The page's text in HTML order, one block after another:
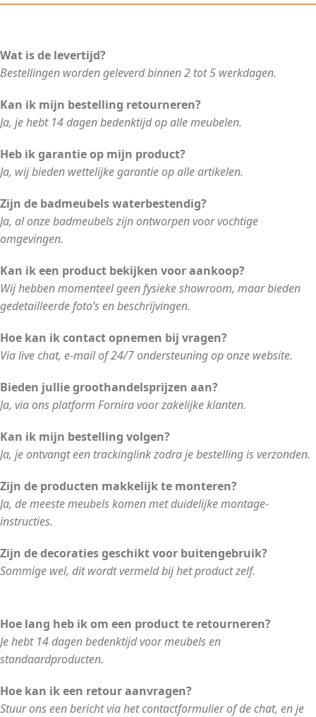
Wat is de levertijd?
Bestellingen worden geleverd binnen 2 tot 5 werkdagen.
Kan ik mijn bestelling retourneren?
Ja, je hebt 14 dagen bedenktijd op alle meubelen.
Heb ik garantie op mijn product?
Ja, wij bieden wettelijke garantie op alle artikelen.
Zijn de badmeubels waterbestendig?
Ja, al onze badmeubels zijn ontworpen voor vochtige
omgevingen.
Kan ik een product bekijken voor aankoop?
Wij hebben momenteel geen fysieke showroom, maar bieden
gedetailleerde foto’s en beschrijvingen.
Hoe kan ik contact opnemen bij vragen?
Via live chat, e-mail of 24/7 ondersteuning op onze website.
Bieden jullie groothandelsprijzen aan?
Ja, via ons platform Fornira voor zakelijke klanten.
Kan ik mijn bestelling volgen?
Ja, je ontvangt een trackinglink zodra je bestelling is verzonden.
Zijn de producten makkelijk te monteren?
Ja, de meeste meubels komen met duidelijke montage-
instructies.
Zijn de decoraties geschikt voor buitengebruik?
Sommige wel, dit wordt vermeld bij het product zelf.
Hoe lang heb ik om een product te retourneren?
Je hebt 14 dagen bedenktijd voor meubels en
standaardproducten.
Hoe kan ik een retour aanvragen?
Stuur ons een bericht via het contactformulier of de chat, en je